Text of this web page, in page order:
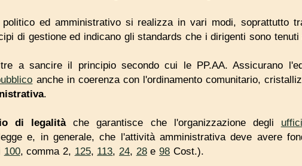
ed amministrativo si realizza in vari modi, soprattutto
di gestione ed indicano gli standards che i dirigenti sono tenuti
a sancire il principio secondo cui le PP.AA. Assicurano
anche in coerenza con l'ordinamento comunitario,
.
di legalitàche garantisce che l'organizzazione degli
e, in generale, che l'attività amministrativa deve avere
100, comma 2, 125, 113, 24, 28e98 Cost.).